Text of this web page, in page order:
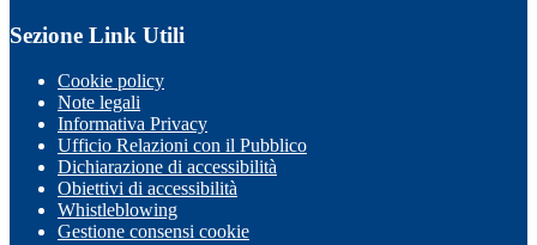
Sezione Link Utili
Cookie policy
Note legali
Informativa Privacy
Ufficio Relazioni con il Pubblico
Dichiarazione di accessibilità
Obiettivi di accessibilità
Whistleblowing
Gestione consensi cookie